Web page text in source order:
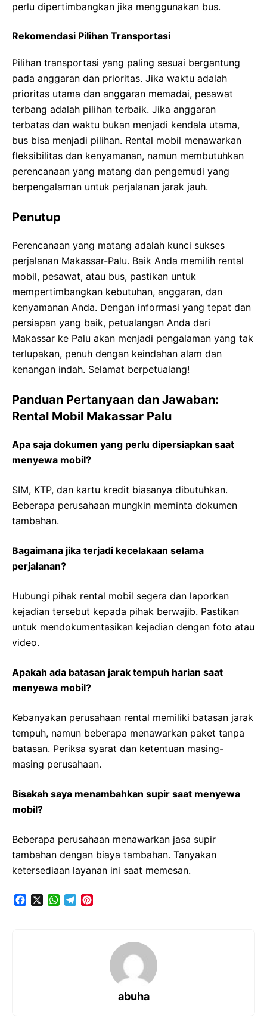
perlu dipertimbangkan jika menggunakan bus.
Rekomendasi Pilihan Transportasi
Pilihan transportasi yang paling sesuai bergantung
pada anggaran dan prioritas. Jika waktu adalah
prioritas utama dan anggaran memadai, pesawat
terbang adalah pilihan terbaik. Jika anggaran
terbatas dan waktu bukan menjadi kendala utama,
bus bisa menjadi pilihan. Rental mobil menawarkan
fleksibilitas dan kenyamanan, namun membutuhkan
perencanaan yang matang dan pengemudi yang
berpengalaman untuk perjalanan jarak jauh.
Penutup
Perencanaan yang matang adalah kunci sukses
perjalanan Makassar-Palu. Baik Anda memilih rental
mobil, pesawat, atau bus, pastikan untuk
mempertimbangkan kebutuhan, anggaran, dan
kenyamanan Anda. Dengan informasi yang tepat dan
persiapan yang baik, petualangan Anda dari
Makassar ke Palu akan menjadi pengalaman yang tak
terlupakan, penuh dengan keindahan alam dan
kenangan indah. Selamat berpetualang!
Panduan Pertanyaan dan Jawaban:
Rental Mobil Makassar Palu
Apa saja dokumen yang perlu dipersiapkan saat
menyewa mobil?
SIM, KTP, dan kartu kredit biasanya dibutuhkan.
Beberapa perusahaan mungkin meminta dokumen
tambahan.
Bagaimana jika terjadi kecelakaan selama
perjalanan?
Hubungi pihak rental mobil segera dan laporkan
kejadian tersebut kepada pihak berwajib. Pastikan
untuk mendokumentasikan kejadian dengan foto atau
video.
Apakah ada batasan jarak tempuh harian saat
menyewa mobil?
Kebanyakan perusahaan rental memiliki batasan jarak
tempuh, namun beberapa menawarkan paket tanpa
batasan. Periksa syarat dan ketentuan masing-
masing perusahaan.
Bisakah saya menambahkan supir saat menyewa
mobil?
Beberapa perusahaan menawarkan jasa supir
tambahan dengan biaya tambahan. Tanyakan
ketersediaan layanan ini saat memesan.
W
abuha